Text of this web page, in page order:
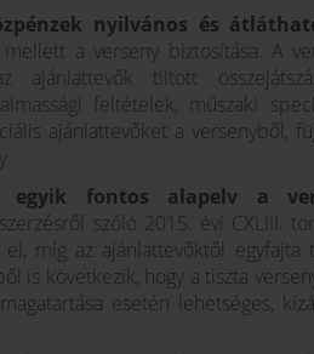
nyilvános és
a verseny biztosítása. A
ajánlattevők tiltott
feltételek, műszaki
ajánlattevőket a versenyből,
egyik fontos alapelv a
szóló 2015. évi CXLIII.
míg az ajánlattevőktől egyfajta
is következik, hogy a tiszta
esetén lehetséges,